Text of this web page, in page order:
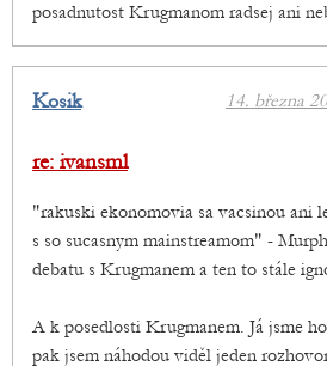
posadnutost Krugmanom radsej ani
14. března
Kosik
re: ivansml
"rakuski ekonomovia sa vacsinou ani
s so sucasnym mainstreamom" -
debatu s Krugmanem a ten to stále
A k posedlosti Krugmanem. Já jsme
pak jsem náhodou viděl jeden